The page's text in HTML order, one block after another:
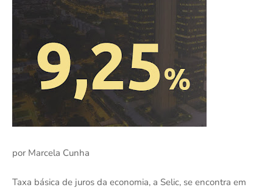
por Marcela Cunha
Taxa básica de juros da economia, a Selic, se encontra em